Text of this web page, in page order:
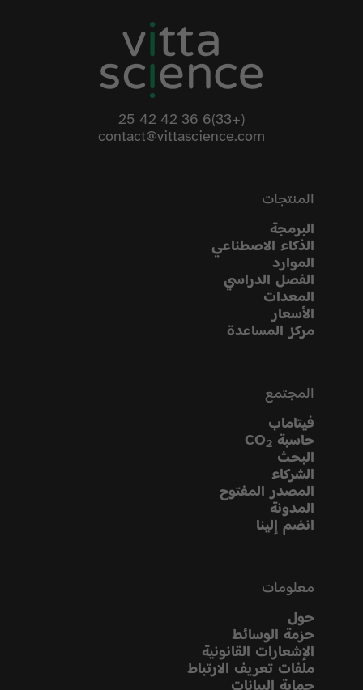
(+33)6 36 42 42 25
contact@vittascience.com
المنتجات
البرمجة
الذكاء الاصطناعي
الموارد
الفصل الدراسي
المعدات
الأسعار
مركز المساعدة
المجتمع
فيتاماب
حاسبة CO 2
البحث
الشركاء
المصدر المفتوح
المدونة
انضم إلينا
معلومات
حول
حزمة الوسائط
الإشعارات القانونية
ملفات تعريف الارتباط
حماية البيانات